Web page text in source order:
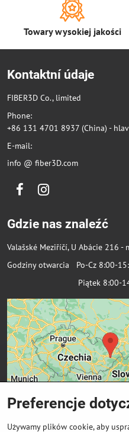
Towary wysokiej jakości
Kontaktní údaje
FIBER3D Co., limited
Phone:
+86 131 4701 8937 (China) -
E-mail:
info @ fiber3D.com
FacebookInstagram
Gdzie nas znaleźć
Valašské Meziříčí, U Abácie 216
Godziny otwarcia Po-Cz 8:00-
Piątek 8:00-
Preferencje
Używamy plików cookie, aby